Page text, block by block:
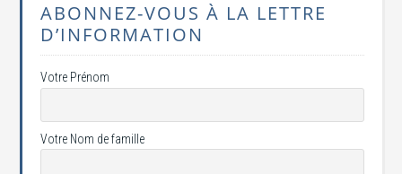
ABONNEZ-VOUS À LA LETTRE
D’INFORMATION
Votre Prénom
Votre Nom de famille